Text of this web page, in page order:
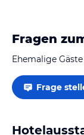
Fragen
Ehemalige
Frage